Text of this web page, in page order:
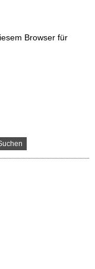
Browser für